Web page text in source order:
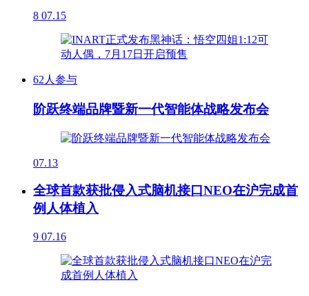
8 07.15
62人参与
阶跃终端品牌暨新一代智能体战略发布会
07.13
全球首款获批侵入式脑机接口NEO在沪完成首
例人体植入
9 07.16